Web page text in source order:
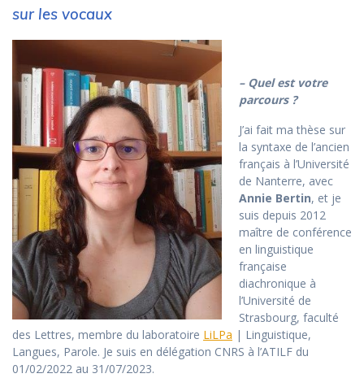
sur les vocaux
– Quel est votre
parcours ?
J’ai fait ma thèse sur
la syntaxe de l’ancien
français à l’Université
de Nanterre, avec
Annie Bertin, et je
suis depuis 2012
maître de conférence
en linguistique
française
diachronique à
l’Université de
Strasbourg, faculté
des Lettres, membre du laboratoire LiLPa | Linguistique,
Langues, Parole. Je suis en délégation CNRS à l’ATILF du
01/02/2022 au 31/07/2023.